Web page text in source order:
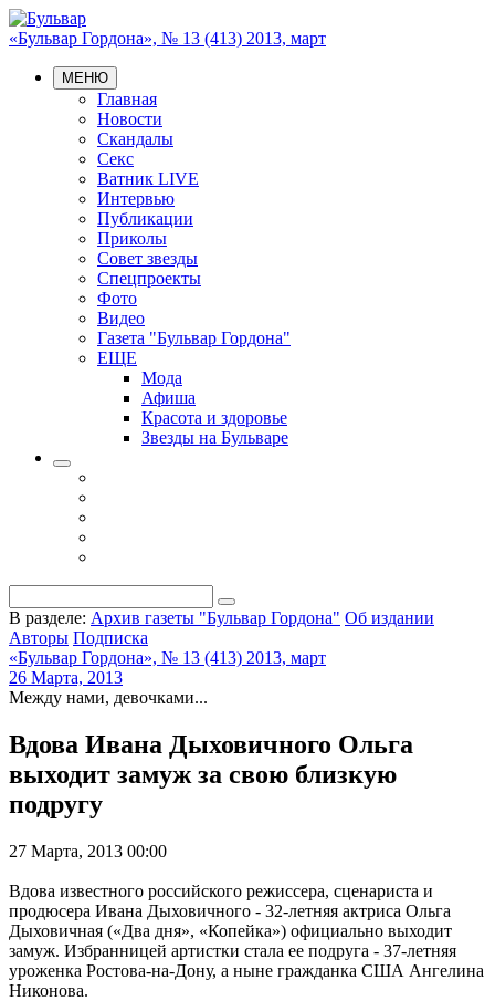
«Бульвар Гордона», № 13 (413) 2013, март
МЕНЮ
Главная
Новости
Скандалы
Секс
Ватник LIVE
Интервью
Публикации
Приколы
Совет звезды
Спецпроекты
Фото
Видео
Газета "Бульвар Гордона"
ЕЩЕ
Мода
Афиша
Красота и здоровье
Звезды на Бульваре
В разделе: Архив газеты "Бульвар Гордона" Об издании
Авторы Подписка
«Бульвар Гордона», № 13 (413) 2013, март
26 Марта, 2013
Между нами, девочками...
Вдова Ивана Дыховичного Ольга
выходит замуж за свою близкую
подругу
27 Марта, 2013 00:00
Вдова извес­тного российского режиссера, сценариста и
продюсера Ивана Дыховичного - 32-летняя актриса Оль­га
Дыховичная («Два дня», «Копейка») офи­циально выходит
замуж. Избранницей артистки стала ее подруга - 37-летняя
уроженка Ростова-на-Дону, а ныне гражданка США Ангелина
Никонова.